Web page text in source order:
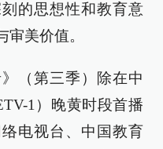
的思想性和教育意
审美价值。
（第三季）除在中
1）晚黄时段首播
电视台、中国教育